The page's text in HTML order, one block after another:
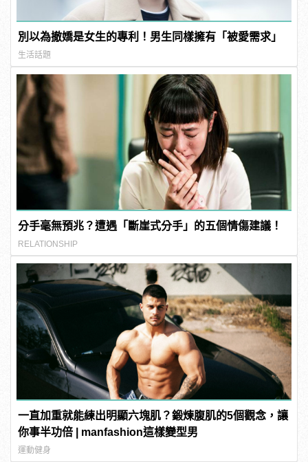
別以為撤嬌是女生的專利！男生同樣擁有「被愛需求」
生活話題
分手毫無預兆？遭遇「斷崖式分手」的五個情傷建議！
RELATIONSHIP
一直加重就能練出明顯六塊肌？鍛煉腹肌的5個觀念，讓
你事半功倍 | manfashion這樣變型男
運動健身